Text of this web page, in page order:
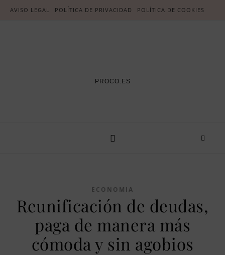
AVISO LEGAL POLÍTICA DE PRIVACIDAD POLÍTICA DE COOKIES
PROCO.ES
ECONOMIA
Reunificación de deudas,
paga de manera más
cómoda y sin agobios